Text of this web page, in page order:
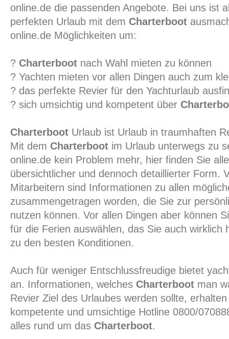
online.de die passenden Angebote. Bei uns ist
perfekten Urlaub mit dem Charterboot
online.de Möglichkeiten um:
? Charterbootnach Wahl mieten zu können
? Yachten mieten vor allen Dingen auch zum
? das perfekte Revier für den Yachturlaub
? sich umsichtig und kompetent über
CharterbootUrlaub ist Urlaub in traumhaften
Mit dem Charterbootim Urlaub unterwegs zu
online.de kein Problem mehr, hier finden Sie
übersichtlicher und dennoch detaillierter Form.
Mitarbeitern sind Informationen zu allen
zusammengetragen worden, die Sie zur
nutzen können. Vor allen Dingen aber können
für die Ferien auswählen, das Sie auch wirklich
zu den besten Konditionen.
Auch für weniger Entschlussfreudige bietet
an. Informationen, welches Charterbootman
Revier Ziel des Urlaubes werden sollte,
kompetente und umsichtige Hotline 0800/
alles rund um das Charterboot.